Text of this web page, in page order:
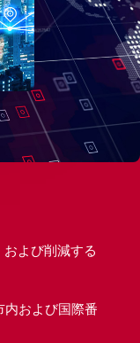
よび削減する
および国際番